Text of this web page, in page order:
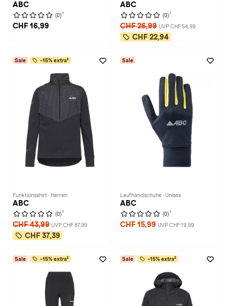
ABC
(0) 1
CHF 16,99
ABC
(0) 1
CHF 26,99 UVP CHF 54,99
CHF 22,94
Sale -15% extra²
Funktionsshirt · Herren
ABC
(0) 1
CHF 43,99 UVP CHF 87,99
CHF 37,39
Sale
Laufhandschuhe · Unisex
ABC
(0) 1
CHF 15,99 UVP CHF 19,99
Sale -15% extra² Sale -15% extra²